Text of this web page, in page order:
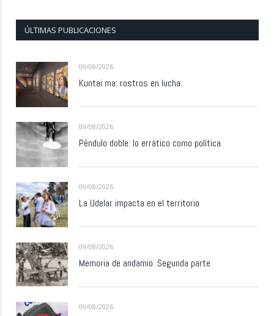
ÚLTIMAS PUBLICACIONES
09/08/2026
Kuntai ma: rostros en lucha.
09/08/2026
Péndulo doble: lo errático como política
09/08/2026
La Udelar impacta en el territorio
09/08/2026
Memoria de andamio. Segunda parte
09/08/2026